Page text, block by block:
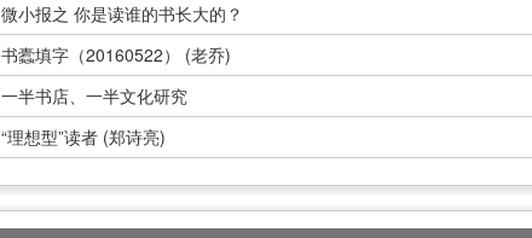
微小报之 你是读谁的书长大的？
书蠹填字（20160522） (老乔)
一半书店、一半文化研究
“理想型”读者 (郑诗亮)